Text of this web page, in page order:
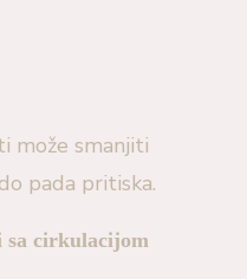
može smanjiti
pada pritiska.
sa cirkulacijom